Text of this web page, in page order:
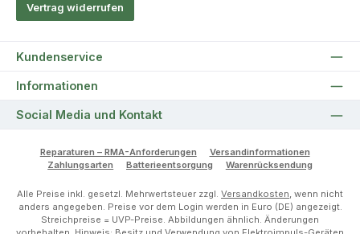
Vertrag widerrufen
Kundenservice
Informationen
Social Media und Kontakt
Reparaturen – RMA-Anforderungen
Versandinformationen
Zahlungsarten
Batterieentsorgung Warenrücksendung
Alle Preise inkl. gesetzl. Mehrwertsteuer zzgl. Versandkosten, wenn nicht
anders angegeben. Preise vor dem Login werden in Euro (DE) angezeigt.
Streichpreise = UVP-Preise. Abbildungen ähnlich. Änderungen